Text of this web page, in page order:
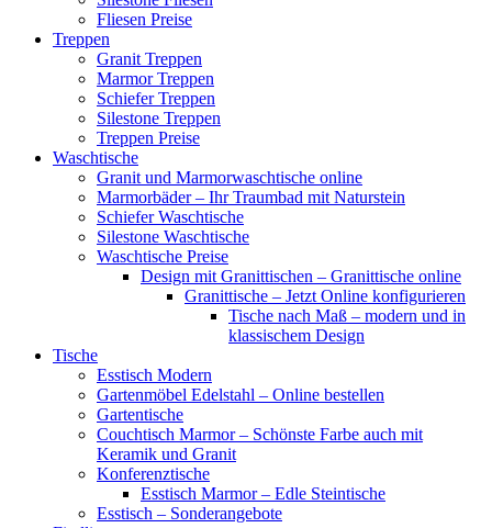
Fliesen Preise
Treppen
Granit Treppen
Marmor Treppen
Schiefer Treppen
Silestone Treppen
Treppen Preise
Waschtische
Granit und Marmorwaschtische online
Marmorbäder – Ihr Traumbad mit Naturstein
Schiefer Waschtische
Silestone Waschtische
Waschtische Preise
Design mit Granittischen – Granittische online
Granittische – Jetzt Online konfigurieren
Tische nach Maß – modern und in
klassischem Design
Tische
Esstisch Modern
Gartenmöbel Edelstahl – Online bestellen
Gartentische
Couchtisch Marmor – Schönste Farbe auch mit
Keramik und Granit
Konferenztische
Esstisch Marmor – Edle Steintische
Esstisch – Sonderangebote